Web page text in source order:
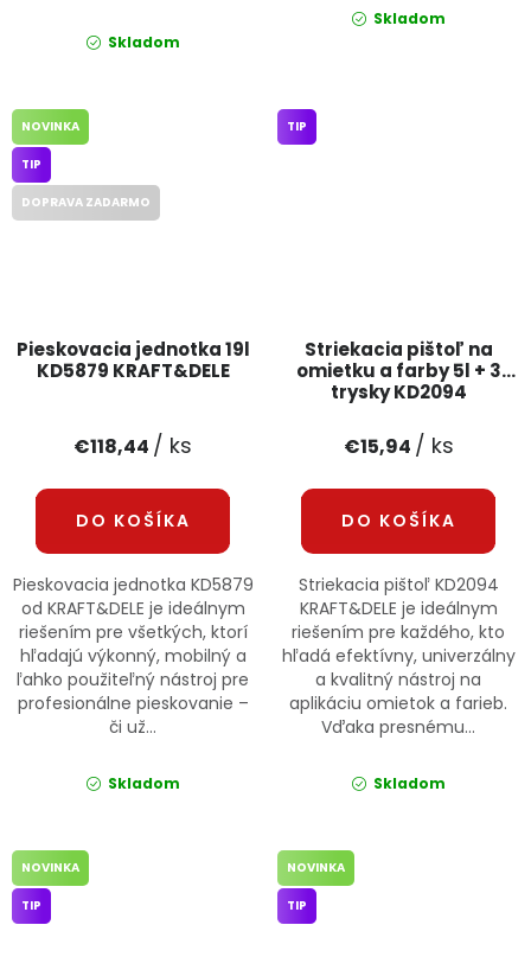
Skladom
Skladom
Pieskovacia jednotka 19l
KD5879 KRAFT&DELE
NOVINKA
TIP
DOPRAVA ZADARMO
€118,44 / ks
DO KOŠÍKA
Pieskovacia jednotka KD5879
od KRAFT&DELE je ideálnym
riešením pre všetkých, ktorí
hľadajú výkonný, mobilný a
ľahko použiteľný nástroj pre
profesionálne pieskovanie –
či už...
Skladom
Striekacia pištoľ na
omietku a farby 5l + 3
trysky KD2094
TIP
€15,94 / ks
DO KOŠÍKA
Striekacia pištoľ KD2094
KRAFT&DELE je ideálnym
riešením pre každého, kto
hľadá efektívny, univerzálny
a kvalitný nástroj na
aplikáciu omietok a farieb.
Vďaka presnému...
Skladom
NOVINKA
TIP
NOVINKA
TIP